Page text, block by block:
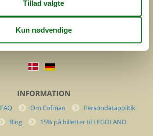
Cofman.com
Momsnr.: DK26347688
(+45) 7877 0427
info@cofman.com
INFORMATION
FAQ Om Cofman
Persondatapolitik
Blog 15% på billetter til LEGOLAND